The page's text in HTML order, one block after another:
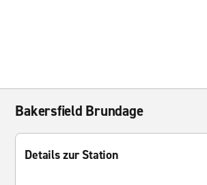
Bakersfield Brundage
Details zur Station